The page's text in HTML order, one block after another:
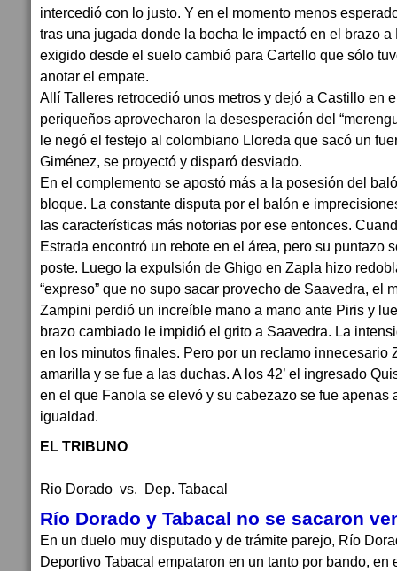
intercedió con lo justo. Y en el momento menos
tras una jugada donde la bocha le impactó en el brazo
exigido desde el suelo cambió para Cartello que sólo
anotar el empate.
Allí Talleres retrocedió unos metros y dejó a Castillo en
periqueños aprovecharon la desesperación del
le negó el festejo al colombiano Lloreda que sacó un
Giménez, se proyectó y disparó desviado.
En el complemento se apostó más a la posesión del
bloque. La constante disputa por el balón e
las características más notorias por ese entonces.
Estrada encontró un rebote en el área, pero su puntazo
poste. Luego la expulsión de Ghigo en Zapla hizo
“expreso” que no supo sacar provecho de Saavedra, el
Zampini perdió un increíble mano a mano ante Piris y
brazo cambiado le impidió el grito a Saavedra. La
en los minutos finales. Pero por un reclamo innecesario
amarilla y se fue a las duchas. A los 42’ el ingresado
en el que Fanola se elevó y su cabezazo se fue apenas
igualdad.
EL TRIBUNO
Rio Dorado vs. Dep. Tabacal
Río Dorado y Tabacal no se sacaron
En un duelo muy disputado y de trámite parejo, Río
Deportivo Tabacal empataron en un tanto por bando, en